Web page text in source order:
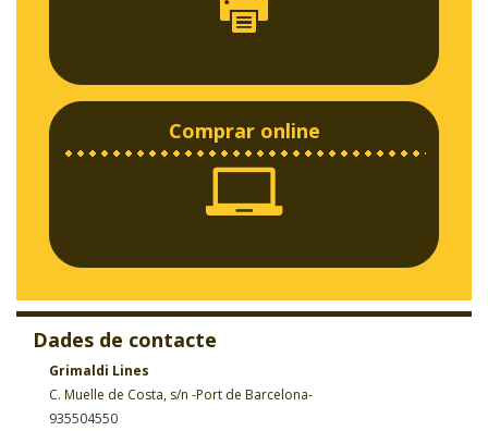
Comprar online
Dades de contacte
Grimaldi Lines
C. Muelle de Costa, s/n -Port de Barcelona-
935504550